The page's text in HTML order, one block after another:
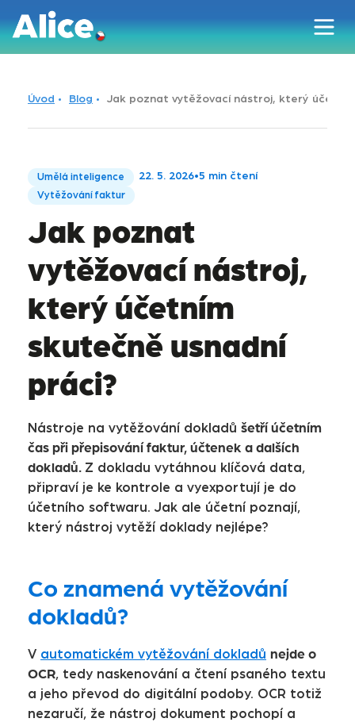
Úvod Blog Jak poznat vytěžovací nástroj, který
Umělá inteligence
Vytěžování faktur
22. 5. 2026•5 min čtení
Jak poznat
vytěžovací nástroj,
který účetním
skutečně usnadní
práci?
Nástroje na vytěžování dokladů šetří účetním
čas při přepisování faktur, účtenek a dalších
dokladů. Z dokladu vytáhnou klíčová data,
připraví je ke kontrole a vyexportují je do
účetního softwaru. Jak ale účetní poznají,
který nástroj vytěží doklady nejlépe?
Co znamená vytěžování
dokladů?
V automatickém vytěžování dokladů nejde o
OCR, tedy naskenování a čtení psaného textu
a jeho převod do digitální podoby. OCR totiž
nezaručí, že nástroj dokument pochopí a